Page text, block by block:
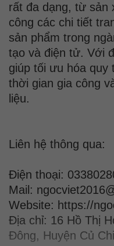
rất đa dạng, từ sản
công các chi tiết
sản phẩm trong
tạo và điện tử. Với
giúp tối ưu hóa quy
thời gian gia công
liệu.
Liên hệ thông qua:
Điện thoại:
Mail:
Website: https://
Địa chỉ: 16 Hồ Thị
Đông, Huyện Củ